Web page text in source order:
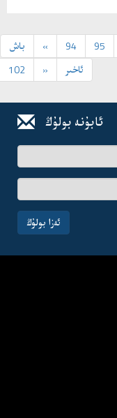
باش « 94 95
102
» ئاخىر
ئابۇنە بولۇڭ
ئىسىم-
فامىلىڭىز
ئېلخەت
ئادرىسىڭىز
ئەزا بولۇڭ